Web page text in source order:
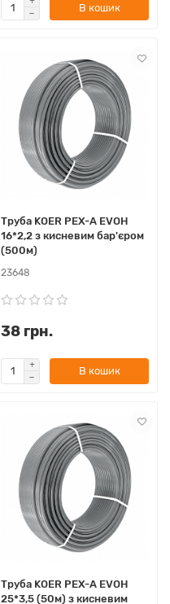
В кошик
Труба KOER PEX-A EVOH
16*2,2 з кисневим бар'єром
(500м)
23648
38 грн.
В кошик
Труба KOER PEX-A EVOH
25*3,5 (50м) з кисневим